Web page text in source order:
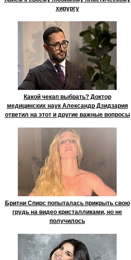
хирургу
Какой чекап выбрать? Доктор
медицинских наук Александр Дзидзария
ответил на этот и другие важные вопросы
Бритни Спирс попыталась прикрыть свою
грудь на видео кристалликами, но не
получилось